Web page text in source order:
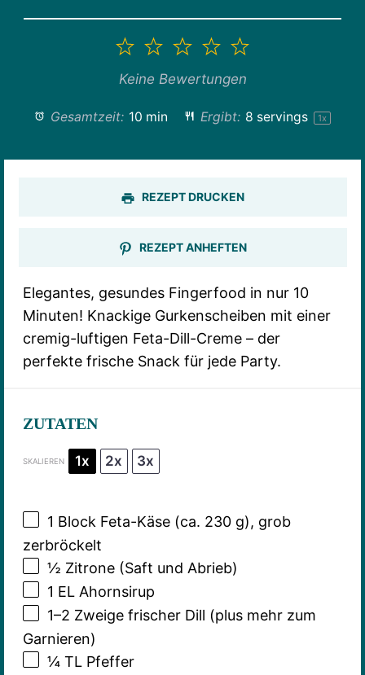
5
4
Sterne
3
Sterne
2
Sterne
1
Stern
Keine Bewertungen
Gesamtzeit: 10 min Ergibt: 8 servings 1x
REZEPT DRUCKEN
REZEPT ANHEFTEN
Elegantes, gesundes Fingerfood in nur 10
Minuten! Knackige Gurkenscheiben mit einer
cremig-luftigen Feta-Dill-Creme – der
perfekte frische Snack für jede Party.
ZUTATEN
SKALIEREN 1x 2x 3x
1 Block Feta-Käse (ca. 230 g), grob
zerbröckelt
½ Zitrone (Saft und Abrieb)
1 EL Ahornsirup
1–2 Zweige frischer Dill (plus mehr zum
Garnieren)
¼TL Pfeffer